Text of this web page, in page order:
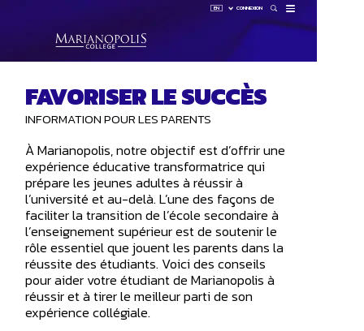
EN CONNEXION
FAVORISER LE SUCCÈS
INFORMATION POUR LES PARENTS
À Marianopolis, notre objectif est d’offrir une
expérience éducative transformatrice qui
prépare les jeunes adultes à réussir à
l’université et au-delà. L’une des façons de
faciliter la transition de l’école secondaire à
l’enseignement supérieur est de soutenir le
rôle essentiel que jouent les parents dans la
réussite des étudiants. Voici des conseils
pour aider votre étudiant de Marianopolis à
réussir et à tirer le meilleur parti de son
expérience collégiale.